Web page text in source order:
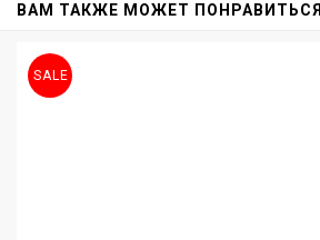
ВАМ ТАКЖЕ МОЖЕТ ПОНРАВИТЬСЯ
SALE